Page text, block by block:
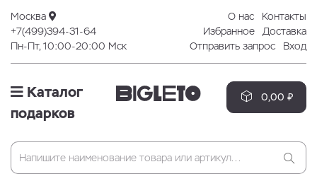
Москва
+7(499)394-31-64
Пн-Пт, 10:00-20:00 Мск
О нас
Контакты
Избранное
Доставка
Отправить запрос
Вход
Каталог
подарков
0,00 ₽